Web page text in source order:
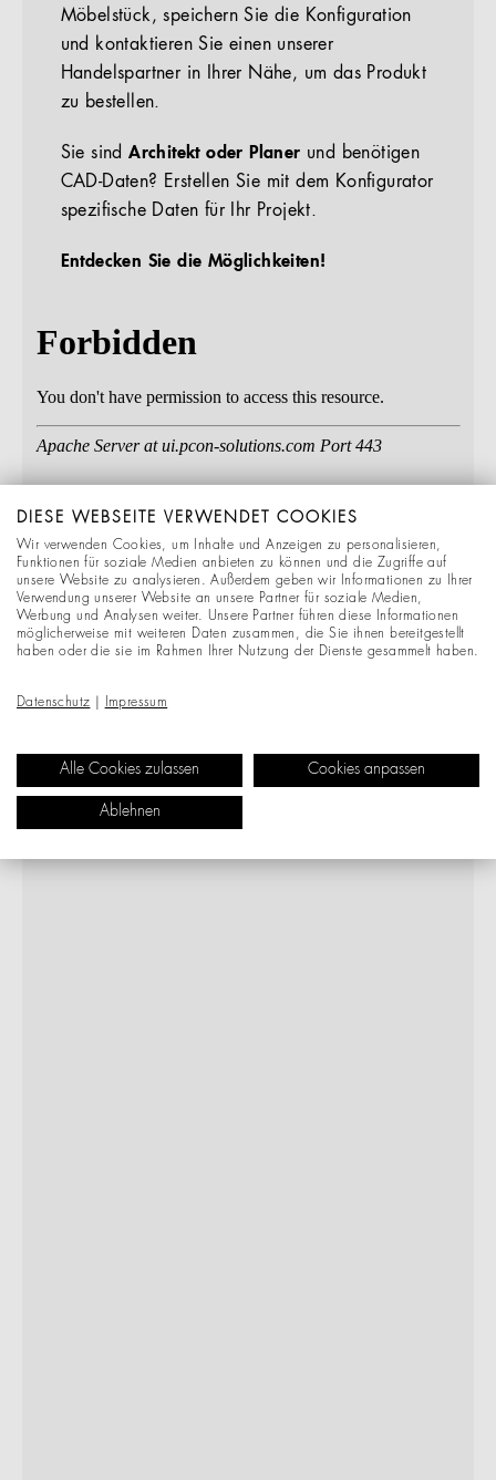
Möbelstück, speichern Sie die Konfiguration
und kontaktieren Sie einen unserer
Handelspartner in Ihrer Nähe, um das Produkt
zu bestellen.
Sie sindArchitekt oder Planer und benötigen
CAD-Daten? Erstellen Sie mit dem Konfigurator
spezifische Daten für Ihr Projekt.
Entdecken Sie die Möglichkeiten!
DIESE WEBSEITE VERWENDET COOKIES
Wir verwenden Cookies, um Inhalte und Anzeigen zu personalisieren,
Funktionen für soziale Medien anbieten zu können und die Zugriffe auf
unsere Website zu analysieren. Außerdem geben wir Informationen zu Ihrer
Verwendung unserer Website an unsere Partner für soziale Medien,
Werbung und Analysen weiter. Unsere Partner führen diese Informationen
möglicherweise mit weiteren Daten zusammen, die Sie ihnen bereitgestellt
haben oder die sie im Rahmen Ihrer Nutzung der Dienste gesammelt haben.
Datenschutz Impressum
Alle Cookies zulassen Cookies anpassen
Ablehnen